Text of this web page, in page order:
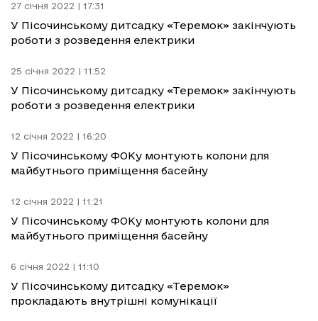
27 січня 2022 | 17:31
У Пісочинському дитсадку «Теремок» закінчують
роботи з розведення електрики
25 січня 2022 | 11:52
У Пісочинському дитсадку «Теремок» закінчують
роботи з розведення електрики
12 січня 2022 | 16:20
У Пісочинському ФОКу монтують колони для
майбутнього приміщення басейну
12 січня 2022 | 11:21
У Пісочинському ФОКу монтують колони для
майбутнього приміщення басейну
6 січня 2022 | 11:10
У Пісочинському дитсадку «Теремок»
прокладають внутрішні комунікації